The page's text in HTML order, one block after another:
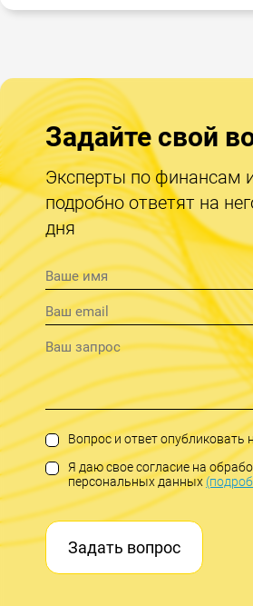
Задайте свой
Эксперты по финансам
подробно ответят на
дня
Вопрос и ответ опубликовать
Я даю свое согласие на
персональных данных
Задать вопрос